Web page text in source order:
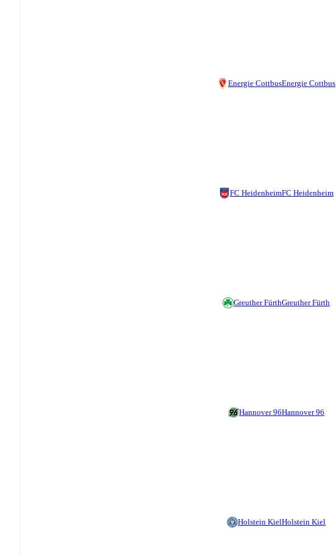
Energie CottbusEnergie Cottbus
FC HeidenheimFC Heidenheim
Greuther FürthGreuther Fürth
Hannover 96Hannover 96
Holstein KielHolstein Kiel